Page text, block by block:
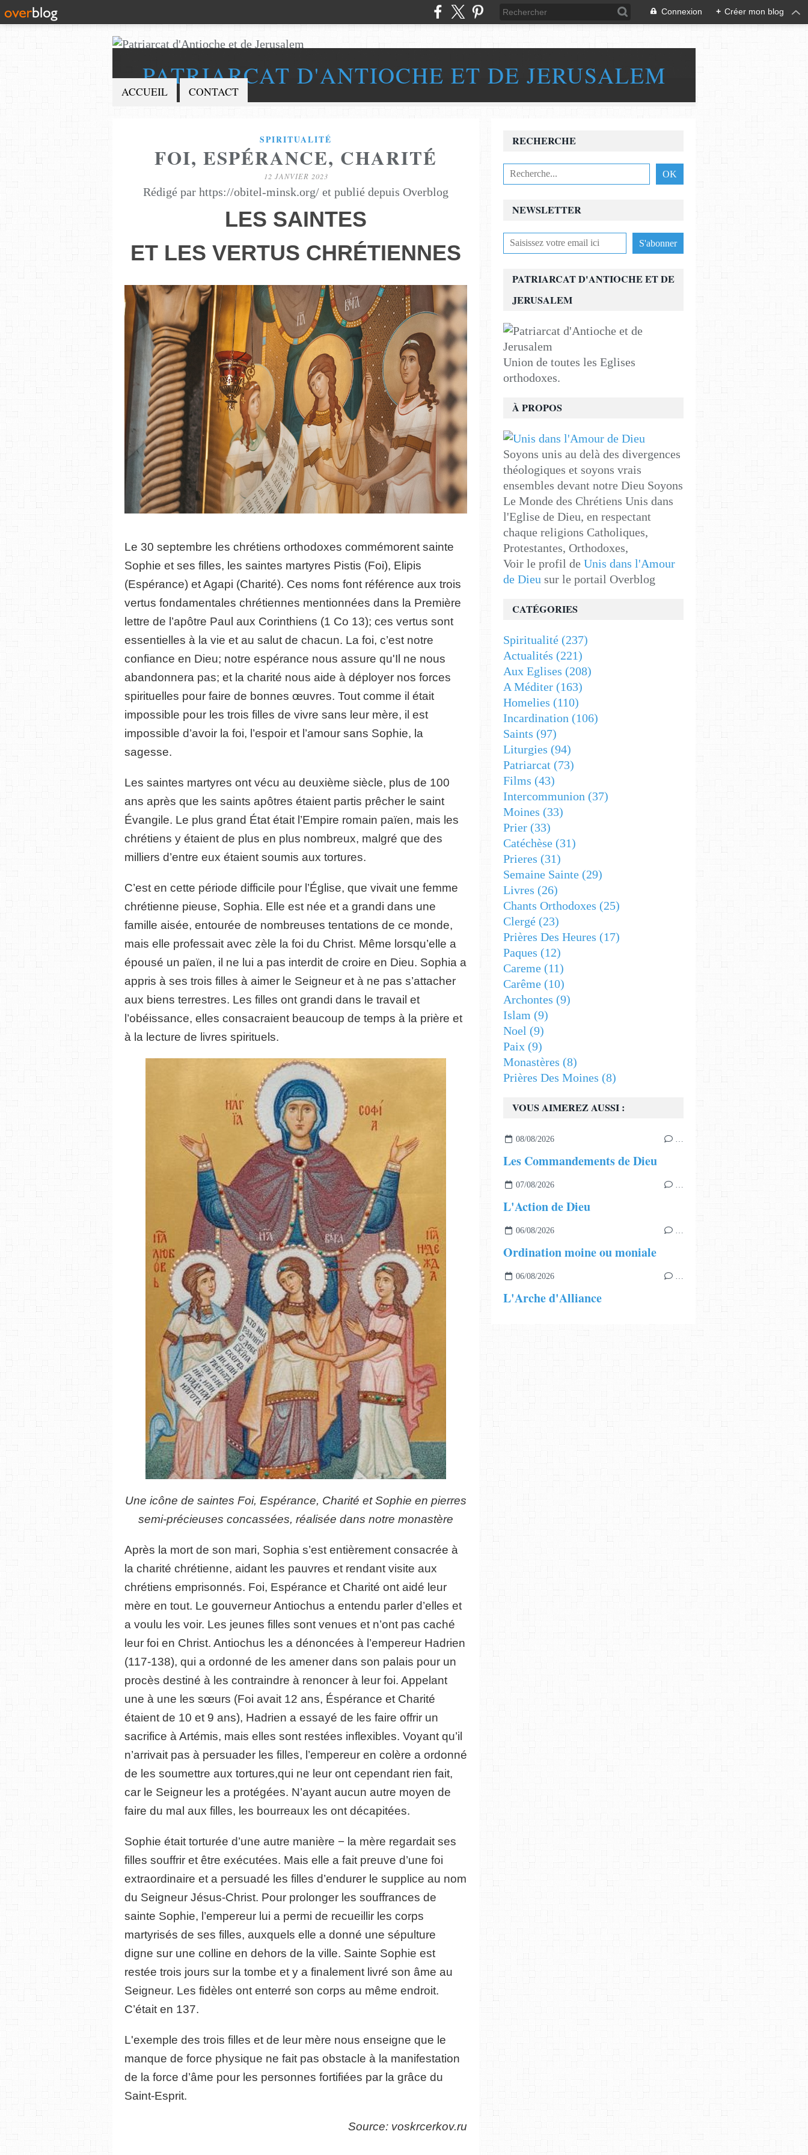
Connexion + Créer mon blog
PATRIARCAT D'ANTIOCHE ET DE JERUSALEM
ACCUEIL CONTACT
SPIRITUALITÉ
FOI, ESPÉRANCE, CHARITÉ
12 JANVIER 2023
Rédigé par https://obitel-minsk.org/ et publié depuis Overblog
LES SAINTES
ET LES VERTUS CHRÉTIENNES
Le 30 septembre les chrétiens orthodoxes commémorent sainte
Sophie et ses filles, les saintes martyres Pistis (Foi), Elipis
(Espérance) et Agapi (Charité). Ces noms font référence aux trois
vertus fondamentales chrétiennes mentionnées dans la Première
lettre de l’apôtre Paul aux Corinthiens (1 Co 13); ces vertus sont
essentielles à la vie et au salut de chacun. La foi, c’est notre
confiance en Dieu; notre espérance nous assure qu'Il ne nous
abandonnera pas; et la charité nous aide à déployer nos forces
spirituelles pour faire de bonnes œuvres. Tout comme il était
impossible pour les trois filles de vivre sans leur mère, il est
impossible d’avoir la foi, l’espoir et l’amour sans Sophie, la
sagesse.
Les saintes martyres ont vécu au deuxième siècle, plus de 100
ans après que les saints apôtres étaient partis prêcher le saint
Évangile. Le plus grand État était l’Empire romain païen, mais les
chrétiens y étaient de plus en plus nombreux, malgré que des
milliers d’entre eux étaient soumis aux tortures.
C’est en cette période difficile pour l’Église, que vivait une femme
chrétienne pieuse, Sophia. Elle est née et a grandi dans une
famille aisée, entourée de nombreuses tentations de ce monde,
mais elle professait avec zèle la foi du Christ. Même lorsqu’elle a
épousé un païen, il ne lui a pas interdit de croire en Dieu. Sophia a
appris à ses trois filles à aimer le Seigneur et à ne pas s’attacher
aux biens terrestres. Les filles ont grandi dans le travail et
l’obéissance, elles consacraient beaucoup de temps à la prière et
à la lecture de livres spirituels.
Une icône de saintes Foi, Espérance, Charité et Sophie en pierres
semi-précieuses concassées, réalisée dans notre monastère
Après la mort de son mari, Sophia s’est entièrement consacrée à
la charité chrétienne, aidant les pauvres et rendant visite aux
chrétiens emprisonnés. Foi, Espérance et Charité ont aidé leur
mère en tout. Le gouverneur Antiochus a entendu parler d’elles et
a voulu les voir. Les jeunes filles sont venues et n’ont pas caché
leur foi en Christ. Antiochus les a dénoncées à l’empereur Hadrien
(117-138), qui a ordonné de les amener dans son palais pour un
procès destiné à les contraindre à renoncer à leur foi. Appelant
une à une les sœurs (Foi avait 12 ans, Éspérance et Charité
étaient de 10 et 9 ans), Hadrien a essayé de les faire offrir un
sacrifice à Artémis, mais elles sont restées inflexibles. Voyant qu’il
n’arrivait pas à persuader les filles, l’empereur en colère a ordonné
de les soumettre aux tortures,qui ne leur ont cependant rien fait,
car le Seigneur les a protégées. N’ayant aucun autre moyen de
faire du mal aux filles, les bourreaux les ont décapitées.
Sophie était torturée d’une autre manière − la mère regardait ses
filles souffrir et être exécutées. Mais elle a fait preuve d’une foi
extraordinaire et a persuadé les filles d’endurer le supplice au nom
du Seigneur Jésus-Christ. Pour prolonger les souffrances de
sainte Sophie, l’empereur lui a permi de recueillir les corps
martyrisés de ses filles, auxquels elle a donné une sépulture
digne sur une colline en dehors de la ville. Sainte Sophie est
restée trois jours sur la tombe et y a finalement livré son âme au
Seigneur. Les fidèles ont enterré son corps au même endroit.
C’était en 137.
L'exemple des trois filles et de leur mère nous enseigne que le
manque de force physique ne fait pas obstacle à la manifestation
de la force d’âme pour les personnes fortifiées par la grâce du
Saint-Esprit.
Source: voskrcerkov.ru
NEWSLETTER
RECHERCHE
PATRIARCAT D'ANTIOCHE ET DE
JERUSALEM
Union de toutes les Eglises
orthodoxes.
À PROPOS
Soyons unis au delà des divergences
théologiques et soyons vrais
ensembles devant notre Dieu Soyons
Le Monde des Chrétiens Unis dans
l'Eglise de Dieu, en respectant
chaque religions Catholiques,
Protestantes, Orthodoxes,
Voir le profil de Unis dans l'Amour
de Dieu sur le portail Overblog
VOUS AIMEREZ AUSSI :
08/08/2026 …
Les Commandements de Dieu
07/08/2026 …
L'Action de Dieu
06/08/2026 …
Ordination moine ou moniale
06/08/2026 …
L'Arche d'Alliance
CATÉGORIES
Spiritualité (237)
Actualités (221)
Aux Eglises (208)
A Méditer (163)
Homelies (110)
Incardination (106)
Saints (97)
Liturgies (94)
Patriarcat (73)
Films (43)
Intercommunion (37)
Moines (33)
Prier (33)
Catéchèse (31)
Prieres (31)
Semaine Sainte (29)
Livres (26)
Chants Orthodoxes (25)
Clergé (23)
Prières Des Heures (17)
Paques (12)
Careme (11)
Carême (10)
Archontes (9)
Islam (9)
Noel (9)
Paix (9)
Monastères (8)
Prières Des Moines (8)